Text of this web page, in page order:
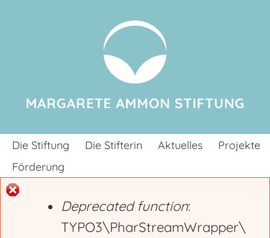
Die Stiftung Die Stifterin Aktuelles
Projekte
Förderung
Deprecated function:
TYPO3\PharStreamWrapper\